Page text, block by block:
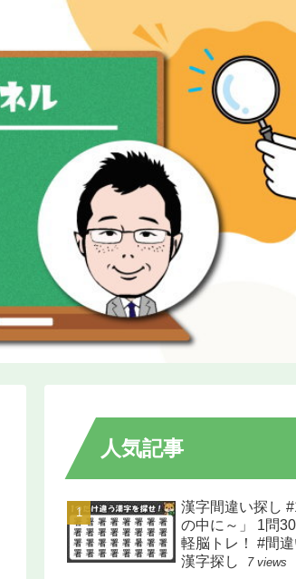
人気記事
漢字間違い探し
の中に～」 1問
軽脳トレ！ #間
漢字探し
7 views